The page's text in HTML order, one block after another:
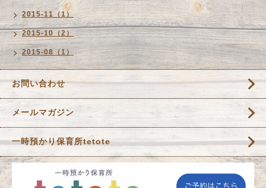
2015-11（1）
2015-10（2）
2015-08（1）
お問い合わせ
メールマガジン
一時預かり保育所tetote